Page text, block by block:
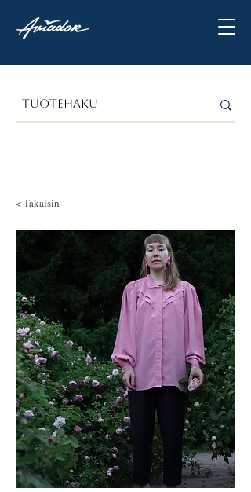
< Takaisin